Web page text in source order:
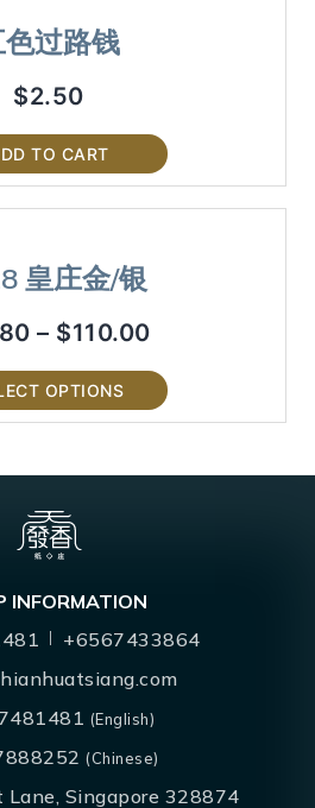
过路钱
$2.50
TO CART
皇庄金/银
– $110.00
OPTIONS
INFORMATION
+6567433864
(English)
(Chinese)
Lane, Singapore 328874